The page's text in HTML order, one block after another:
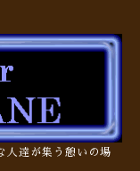
人達が集う憩いの場